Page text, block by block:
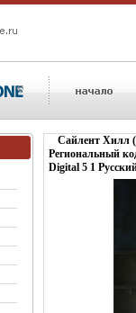
Сайлент Хилл
Региональный
Digital 5 1